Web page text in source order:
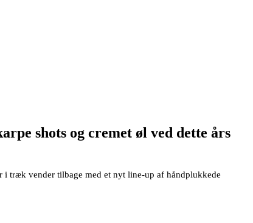
shots og cremet øl ved dette års
i træk vender tilbage med et nyt line-up af håndplukkede